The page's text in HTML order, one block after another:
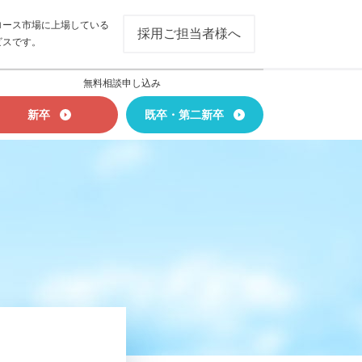
ス市場に上場している
です。
採用ご担当者様へ
無料相談申し込み
新卒 既卒・第二新卒